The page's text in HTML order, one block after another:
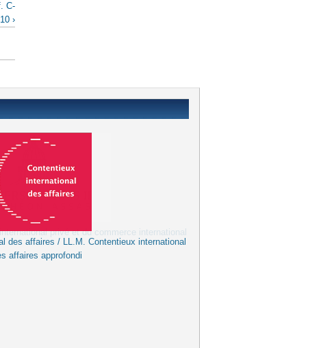
C-
›
des affaires / LL.M. Contentieux international
affaires approfondi